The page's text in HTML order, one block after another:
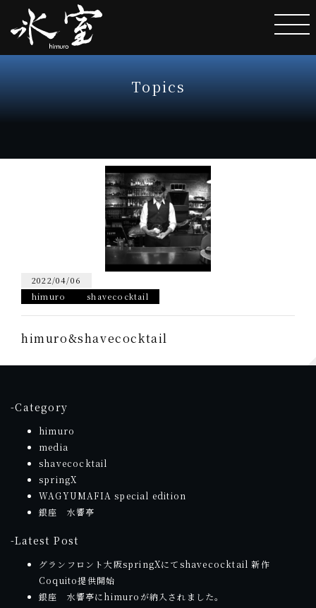
Topics
2022/04/06
himuro
shavecocktail
himuro&shavecocktail
-Category
himuro
media
shavecocktail
springX
WAGYUMAFIA special edition
銀座 水響亭
-Latest Post
グランフロント大阪springXにてshavecocktail 新作
Coquito提供開始
銀座 水響亭にhimuroが納入されました。